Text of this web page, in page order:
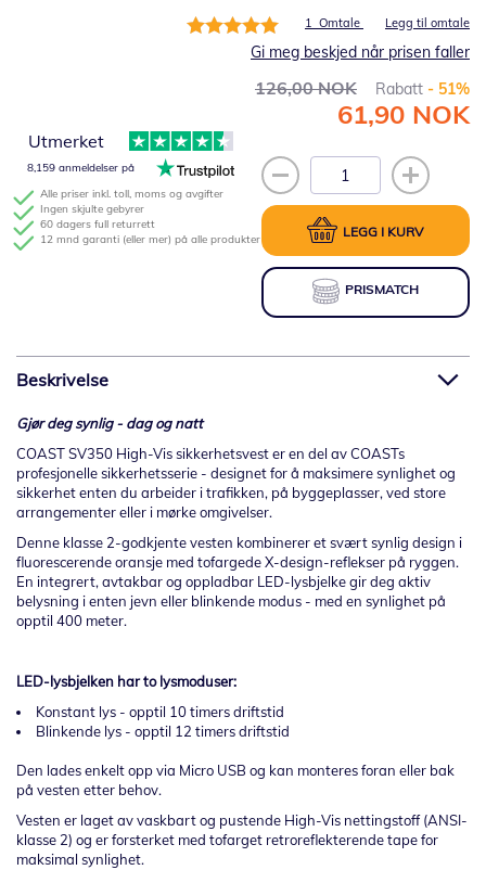
Rating:
1 Omtale Legg til omtale
126,00 NOK Rabatt - 51%
61,90 NOK
Gi meg beskjed når prisen faller
LEGG I KURV
PRISMATCH
Alle priser inkl. toll, moms og avgifter
Ingen skjulte gebyrer
60 dagers full returrett
12 mnd garanti (eller mer) på alle produkter
Utmerket
8,159 anmeldelser på
Beskrivelse
Gjør deg synlig - dag og natt
COAST SV350 High-Vis sikkerhetsvest er en del av COASTs
profesjonelle sikkerhetsserie - designet for å maksimere synlighet og
sikkerhet enten du arbeider i trafikken, på byggeplasser, ved store
arrangementer eller i mørke omgivelser.
Denne klasse 2-godkjente vesten kombinerer et svært synlig design i
fluorescerende oransje med tofargede X-design-reflekser på ryggen.
En integrert, avtakbar og oppladbar LED-lysbjelke gir deg aktiv
belysning i enten jevn eller blinkende modus - med en synlighet på
opptil 400 meter.
LED-lysbjelken har to lysmoduser:
Konstant lys - opptil 10 timers driftstid
Blinkende lys - opptil 12 timers driftstid
Den lades enkelt opp via Micro USB og kan monteres foran eller bak
på vesten etter behov.
Vesten er laget av vaskbart og pustende High-Vis nettingstoff (ANSI-
klasse 2) og er forsterket med tofarget retroreflekterende tape for
maksimal synlighet.